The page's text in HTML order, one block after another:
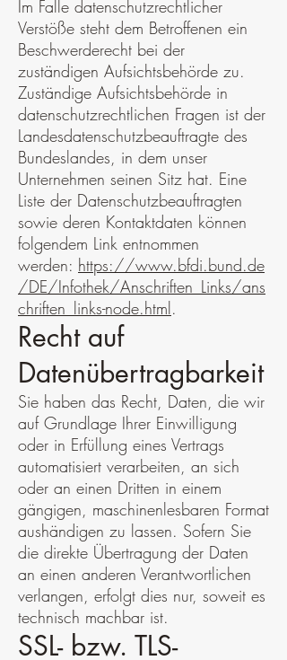
Im Falle datenschutzrechtlicher
Verstöße steht dem Betroffenen ein
Beschwerderecht bei der
zuständigen Aufsichtsbehörde zu.
Zuständige Aufsichtsbehörde in
datenschutzrechtlichen Fragen ist der
Landesdatenschutzbeauftragte des
Bundeslandes, in dem unser
Unternehmen seinen Sitz hat. Eine
Liste der Datenschutzbeauftragten
sowie deren Kontaktdaten können
folgendem Link entnommen
werden: https://www.bfdi.bund.de
/DE/Infothek/Anschriften_Links/ans
chriften_links-node.html.
Recht auf
Datenübertragbarkeit
Sie haben das Recht, Daten, die wir
auf Grundlage Ihrer Einwilligung
oder in Erfüllung eines Vertrags
automatisiert verarbeiten, an sich
oder an einen Dritten in einem
gängigen, maschinenlesbaren Format
aushändigen zu lassen. Sofern Sie
die direkte Übertragung der Daten
an einen anderen Verantwortlichen
verlangen, erfolgt dies nur, soweit es
technisch machbar ist.
SSL- bzw. TLS-